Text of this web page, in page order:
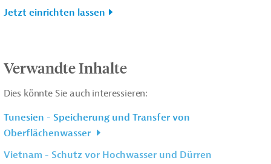
Jetzt einrichten lassen
Verwandte Inhalte
Dies könnte Sie auch interessieren:
Tunesien - Speicherung und Transfer von
Oberflächenwasser
Vietnam - Schutz vor Hochwasser und Dürren